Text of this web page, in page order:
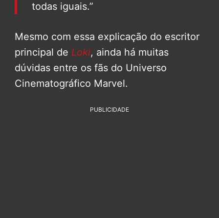
todas iguais.”
Mesmo com essa explicação do escritor
principal de Loki, ainda há muitas
dúvidas entre os fãs do Universo
Cinematográfico Marvel.
PUBLICIDADE